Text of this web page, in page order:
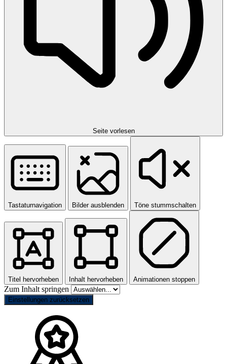
Seite vorlesen
Tastaturnavigation Bilder ausblenden Töne stummschalten
Titel hervorheben Inhalt hervorheben Animationen stoppen
Zum Inhalt springen
Einstellungen zurücksetzen